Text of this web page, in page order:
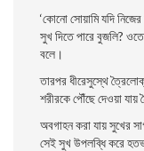
‘কোনাে সােয়ামি যদি
সুখ দিতে পারে বুজলি? ওতে
বলে।
তারপর ধীরেসুস্থে
শরীরকে পৌঁছে দেওয়া যায়
অবগাহন করা যায় সুখের
সেই সুখ উপলব্ধি করে